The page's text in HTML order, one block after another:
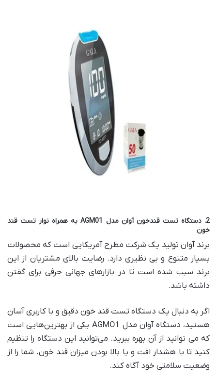
2. دستگاه تست قندخون آوان مدل AGM01 به همراه نوار تست قند
خون
برند آوان تولید یک شرکت مطرح آمریکایی است که محصولات
بسیار متنوع و بی نظیری دارد. رضایت بالای مشتریان از این
برند سبب شده است تا در بازارهای جهانی حرفی برای گفتن
داشته باشد.
اگر به دنبال یک دستگاه تست قند خون دقیق و با کاربری آسان
هستید، دستگاه آوان مدل AGMO1 یکی از بهترین‌هایی است
که می توانید از آن بهره ببرید. می‌توانید این دستگاه را تنظیم
کنید تا با هشدار افت و یا بالا بودن میزان قند خون، شما را از
وضعیت سلامتی خود آگاه کند.